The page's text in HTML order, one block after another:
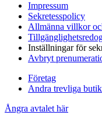
Impressum
Sekretesspolicy
Allmänna villkor
Inställningar för
Avbryt
Företag
Andra trevliga
Ångra avtalet här